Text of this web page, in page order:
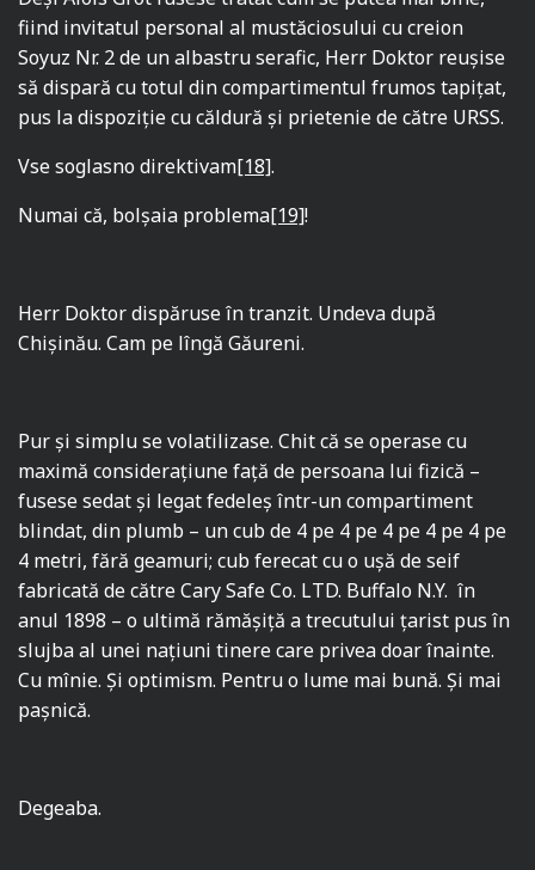
fiind invitatul personal al mustăciosului cu creion
Soyuz Nr. 2 de un albastru serafic, Herr Doktor reuşise
să dispară cu totul din compartimentul frumos tapiţat,
pus la dispoziţie cu căldură şi prietenie de către URSS.
Vse soglasno direktivam[18].
Numai că, bolşaia problema[19]!
Herr Doktor dispăruse în tranzit. Undeva după
Chişinău. Cam pe lîngă Găureni.
Pur şi simplu se volatilizase. Chit că se operase cu
maximă considerațiune faţă de persoana lui fizică –
fusese sedat şi legat fedeleş într-un compartiment
blindat, din plumb – un cub de 4 pe 4 pe 4 pe 4 pe 4 pe
4 metri, fără geamuri; cub ferecat cu o uşă de seif
fabricată de către Cary Safe Co. LTD. Buffalo N.Y. în
anul 1898 – o ultimă rămăşiţă a trecutului ţarist pus în
slujba al unei naţiuni tinere care privea doar înainte.
Cu mînie. Şi optimism. Pentru o lume mai bună. Şi mai
paşnică.
Degeaba.